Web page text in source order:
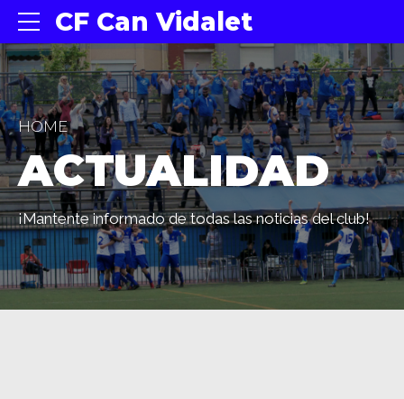
CF Can Vidalet
HOME
ACTUALIDAD
¡Mantente informado de todas las noticias del club!